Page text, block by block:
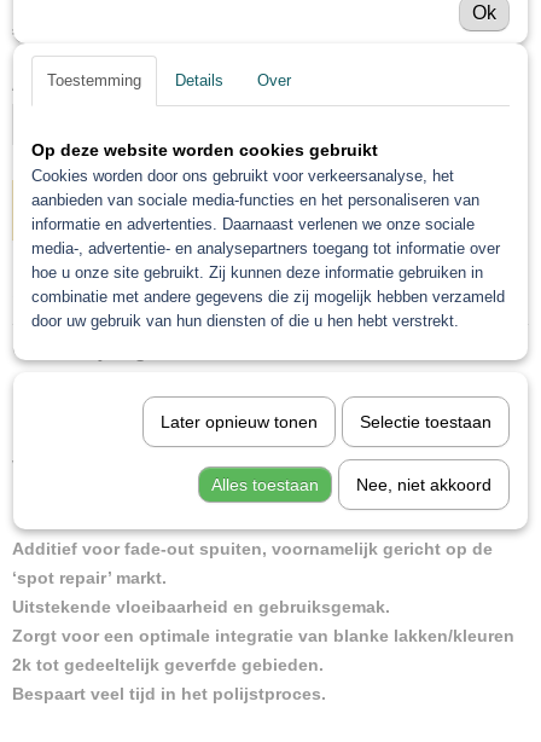
€ 19,44
Aantal
Specificaties
0,50 Kg
Omschrijving
Roberlo Fade Out Spray Uitspuit
verdunning
Additief voor fade-out spuiten, voornamelijk gericht op de
‘spot repair’ markt.
Uitstekende vloeibaarheid en gebruiksgemak.
Zorgt voor een optimale integratie van blanke lakken/kleuren
2k tot gedeeltelijk geverfde gebieden.
Bespaart veel tijd in het polijstproces.
Ok
Toestemming Details Over
Op deze website worden cookies gebruikt
Cookies worden door ons gebruikt voor verkeersanalyse, het
aanbieden van sociale media-functies en het personaliseren van
informatie en advertenties. Daarnaast verlenen we onze sociale
media-, advertentie- en analysepartners toegang tot informatie over
hoe u onze site gebruikt. Zij kunnen deze informatie gebruiken in
combinatie met andere gegevens die zij mogelijk hebben verzameld
door uw gebruik van hun diensten of die u hen hebt verstrekt.
Later opnieuw tonen Selectie toestaan
Alles toestaan Nee, niet akkoord